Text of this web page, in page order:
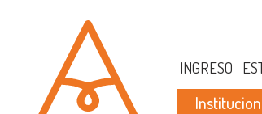
INGRESO